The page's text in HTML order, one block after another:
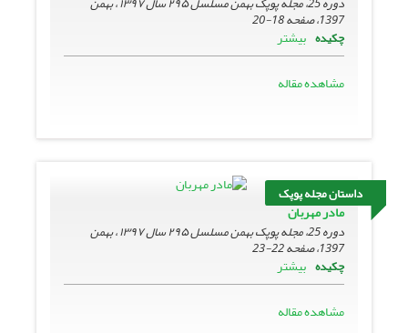
1397، صفحه
18-20
چکیده بیشتر
مشاهده مقاله
داستان مجله پوپک
مادر مهربان
دوره 25، مجله پوپک بهمن مسلسل ۲۹۵ سال ۱۳۹۷ ، بهمن
1397، صفحه
22-23
چکیده بیشتر
مشاهده مقاله